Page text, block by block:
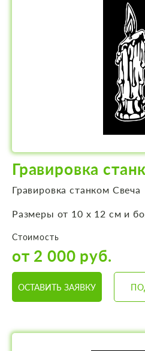
Гравировка
Гравировка станком Свеча
Размеры от 10 х 12 см и
Стоимость
от 2 000 руб.
ОСТАВИТЬ ЗАЯВКУ